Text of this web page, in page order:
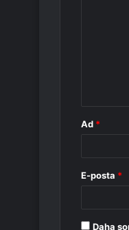
Ad *
E-posta *
Daha